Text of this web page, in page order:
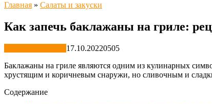
Главная » Салаты и закуски
Как запечь баклажаны на гриле:
17.10.20220505
Баклажаны на гриле являются одним из кулинарных
хрустящим и коричневым снаружи, но сливочным и
Содержание